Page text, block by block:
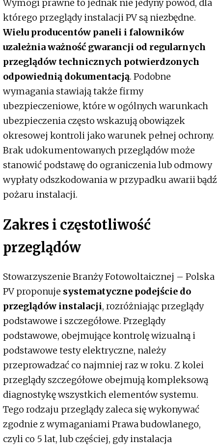
Wymogi prawne to jednak nie jedyny powód, dla
którego przeglądy instalacji PV są niezbędne.
Wielu producentów paneli i falowników
uzależnia ważność gwarancji od regularnych
przeglądów technicznych potwierdzonych
odpowiednią dokumentacją. Podobne
wymagania stawiają także firmy
ubezpieczeniowe, które w ogólnych warunkach
ubezpieczenia często wskazują obowiązek
okresowej kontroli jako warunek pełnej ochrony.
Brak udokumentowanych przeglądów może
stanowić podstawę do ograniczenia lub odmowy
wypłaty odszkodowania w przypadku awarii bądź
pożaru instalacji.
Zakres i częstotliwość
przeglądów
Stowarzyszenie Branży Fotowoltaicznej – Polska
PV proponuje systematyczne podejście do
przeglądów instalacji, rozróżniając przeglądy
podstawowe i szczegółowe. Przeglądy
podstawowe, obejmujące kontrolę wizualną i
podstawowe testy elektryczne, należy
przeprowadzać co najmniej raz w roku. Z kolei
przeglądy szczegółowe obejmują kompleksową
diagnostykę wszystkich elementów systemu.
Tego rodzaju przeglądy zaleca się wykonywać
zgodnie z wymaganiami Prawa budowlanego,
czyli co 5 lat, lub częściej, gdy instalacja